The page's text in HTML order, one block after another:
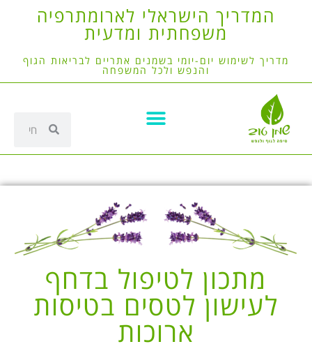
המדריך הישראלי לארומתרפיה
משפחתית ומדעית
מדריך לשימוש יום-יומי בשמנים אתריים לבריאות הגוף
והנפש ולכל המשפחה
מתכון לטיפול בדחף
לעישון לטסים בטיסות
ארוכות